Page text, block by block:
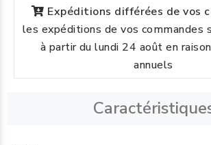
Expéditions différées de vos
les expéditions de vos commandes
à partir du lundi 24 août en
annuels